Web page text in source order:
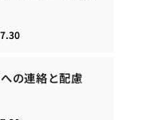
の連絡と配慮